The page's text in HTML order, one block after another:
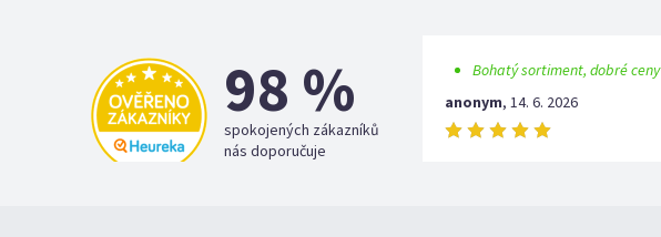
98 %
spokojených zákazníků
nás doporučuje
Bohatý sortiment, dobré ceny
anonym, 14. 6. 2026